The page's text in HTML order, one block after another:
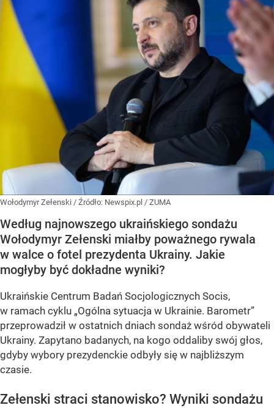
Wołodymyr Zełenski / Źródło: Newspix.pl / ZUMA
Według najnowszego ukraińskiego sondażu
Wołodymyr Zełenski miałby poważnego rywala
w walce o fotel prezydenta Ukrainy. Jakie
mogłyby być dokładne wyniki?
Ukraińskie Centrum Badań Socjologicznych Socis,
w ramach cyklu „Ogólna sytuacja w Ukrainie. Barometr”
przeprowadził w ostatnich dniach sondaż wśród obywateli
Ukrainy. Zapytano badanych, na kogo oddaliby swój głos,
gdyby wybory prezydenckie odbyły się w najbliższym
czasie.
Zełenski straci stanowisko? Wyniki sondażu